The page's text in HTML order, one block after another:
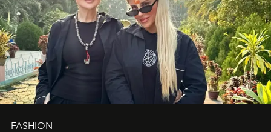
FASHION